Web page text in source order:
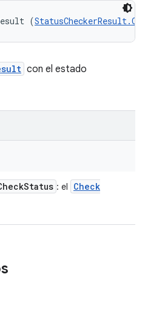
(
con el estado
Status : el
Check